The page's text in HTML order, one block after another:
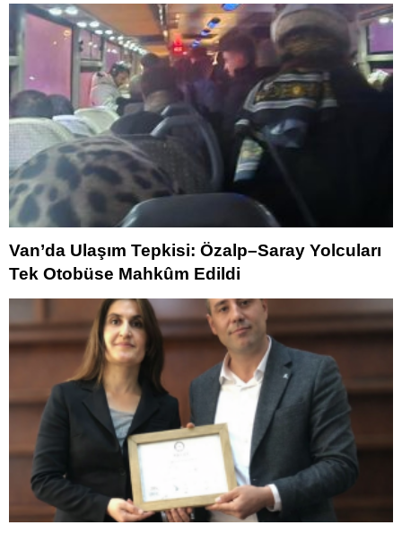
Van’da Ulaşım Tepkisi: Özalp–Saray Yolcuları
Tek Otobüse Mahkûm Edildi